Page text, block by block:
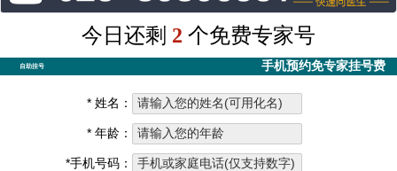
今日还剩 2 个免费专家号
自助挂号 手机预约免专家挂号费
* 姓名：
* 年龄：
*手机号码：